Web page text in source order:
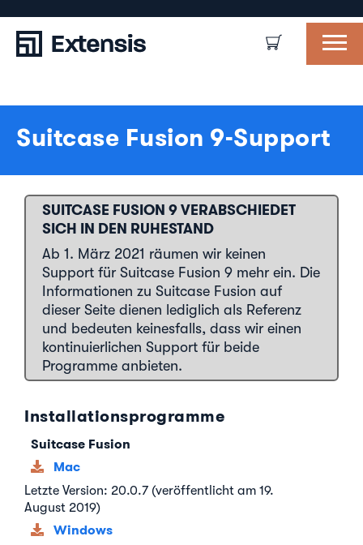
Suitcase Fusion 9-Support
SUITCASE FUSION 9 VERABSCHIEDET
SICH IN DEN RUHESTAND
Ab 1. März 2021 räumen wir keinen
Support für Suitcase Fusion 9 mehr ein. Die
Informationen zu Suitcase Fusion auf
dieser Seite dienen lediglich als Referenz
und bedeuten keinesfalls, dass wir einen
kontinuierlichen Support für beide
Programme anbieten.
Installationsprogramme
Suitcase Fusion
Mac
Letzte Version: 20.0.7 (veröffentlicht am 19.
August 2019)
Windows